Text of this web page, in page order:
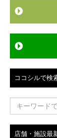
ン
ココシルで検
店舗・施設最